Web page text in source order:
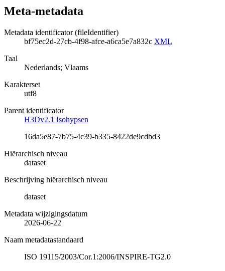
Meta-metadata
Metadata identificator (fileIdentifier)
bf75ec2d-27cb-4f98-afce-a6ca5e7a832c XML
Taal
Nederlands; Vlaams
Karakterset
utf8
Parent identificator
H3Dv2.1 Isohypsen
16da5e87-7b75-4c39-b335-8422de9cdbd3
Hiërarchisch niveau
dataset
Beschrijving hiërarchisch niveau
dataset
Metadata wijzigingsdatum
2026-06-22
Naam metadatastandaard
ISO 19115/2003/Cor.1:2006/INSPIRE-TG2.0